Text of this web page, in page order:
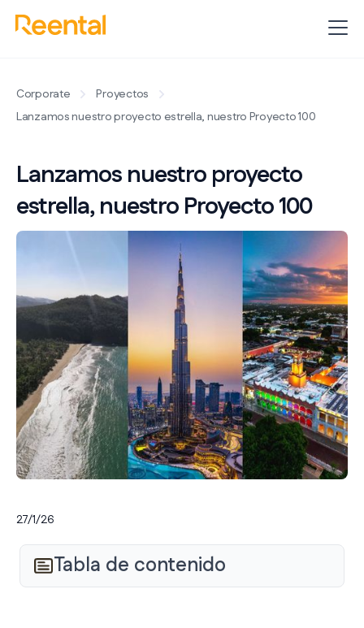
Corporate
Proyectos
Lanzamos nuestro proyecto estrella, nuestro Proyecto 100
Lanzamos nuestro proyecto
estrella, nuestro Proyecto 100
27/1/26
Tabla de contenido